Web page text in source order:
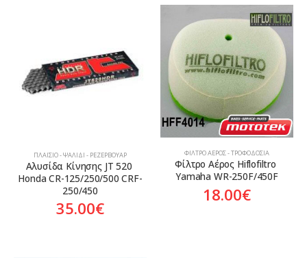
ΠΛΑΊΣΙΟ - ΨΑΛΊΔΙ - ΡΕΖΕΡΒΟΥΆΡ
Αλυσίδα Κίνησης JT 520
Honda CR-125/250/500 CRF-
250/450
35.00€
ΦΊΛΤΡΟ ΑΈΡΟΣ - ΤΡΟΦΟΔΟΣΊΑ
Φίλτρο Αέρος Hiflofiltro
Yamaha WR-250F/450F
18.00€